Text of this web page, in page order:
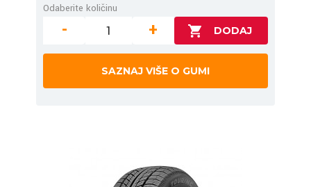
Odaberite količinu
- +
SAZNAJ VIŠE O GUMI